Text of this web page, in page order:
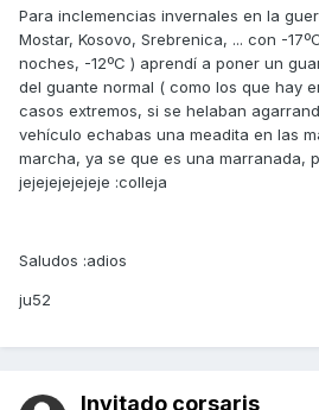
Para inclemencias invernales en la
Mostar, Kosovo, Srebrenica, ... con -
noches, -12ºC ) aprendí a poner un
del guante normal ( como los que hay
casos extremos, si se helaban
vehículo echabas una meadita en las
marcha, ya se que es una marranada,
jejejejejejeje :colleja
Saludos :adios
ju52
Invitado corsaris